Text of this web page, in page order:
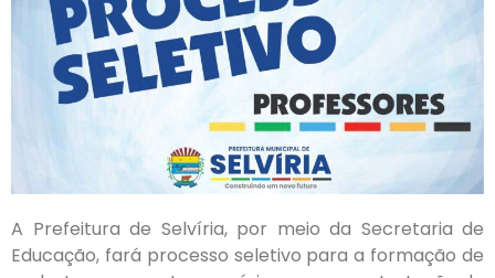
A Prefeitura de Selvíria, por meio da Secretaria de
Educação, fará processo seletivo para a formação de